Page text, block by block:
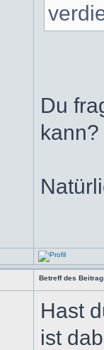
Du
kann?
Betreff des
Hast
ist